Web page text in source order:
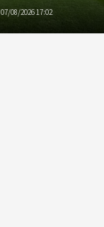
07/08/2026 17:02